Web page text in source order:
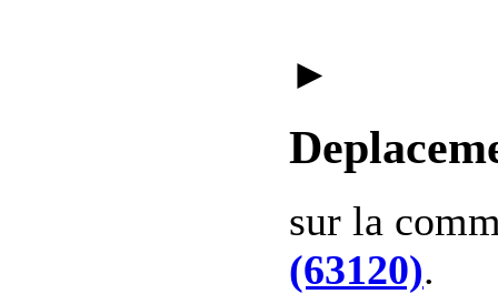
►
sur la
(63120).